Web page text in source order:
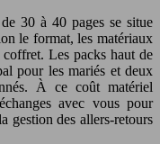
30 à 40 pages se situe
le format, les matériaux
Les packs haut de
pour les mariés et deux
À ce coût matériel
avec vous pour
gestion des allers-retours